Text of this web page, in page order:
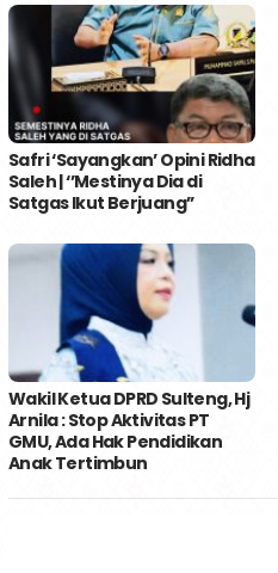
Safri ‘Sayangkan’ Opini Ridha
Saleh | ‘’Mestinya Dia di
Satgas Ikut Berjuang’’
Wakil Ketua DPRD Sulteng, Hj
Arnila : Stop Aktivitas PT
GMU, Ada Hak Pendidikan
Anak Tertimbun